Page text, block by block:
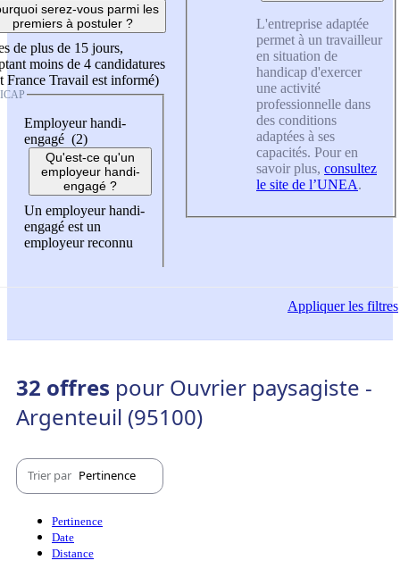
serez-vous parmi les
premiers à postuler ?
de plus de 15 jours,
moins de 4 candidatures
France Travail est informé)
Employeur handi-
engagé (2)
Qu'est-ce qu'un
employeur handi-
engagé ?
Un employeur handi-
engagé est un
employeur reconnu
L'entreprise adaptée
permet à un travailleur
en situation de
handicap d'exercer
une activité
professionnelle dans
des conditions
adaptées à ses
capacités. Pour en
savoir plus, consultez
le site de l’UNEA.
Appliquerles filtres
32 offres pour Ouvrier paysagiste -
Argenteuil (95100)
Trier par Pertinence
Pertinence
Date
Distance